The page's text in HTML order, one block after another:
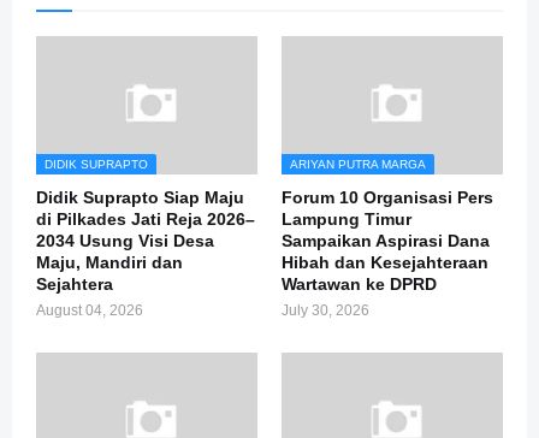
DIDIK SUPRAPTO
Didik Suprapto Siap Maju
di Pilkades Jati Reja 2026–
2034 Usung Visi Desa
Maju, Mandiri dan
Sejahtera
August 04, 2026
ARIYAN PUTRA MARGA
Forum 10 Organisasi Pers
Lampung Timur
Sampaikan Aspirasi Dana
Hibah dan Kesejahteraan
Wartawan ke DPRD
July 30, 2026